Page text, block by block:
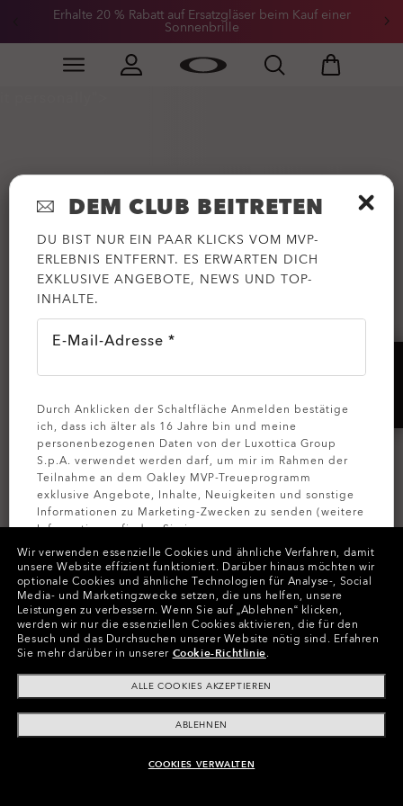
Skip to
Erhalte 20 % Rabatt auf Ersatzgläser beim Kauf einer
Sonnenbrille
Slide 3 of 3. Erhalte 20 % Rabatt auf Ersatzgläser
WE HOPE YOU TAKE
IT PERSONALLY
Personalisiere Custom-Brillen passend zu deinem
ENTWERFE DEIN MODELL
Wir verwenden essenzielle Cookies und ähnliche Verfahren, damit
unsere Website effizient funktioniert. Darüber hinaus möchten wir
optionale Cookies und ähnliche Technologien für Analyse-, Social
Media- und Marketingzwecke setzen, die uns helfen, unsere
Leistungen zu verbessern. Wenn Sie auf „Ablehnen“ klicken,
werden wir nur die essenziellen Cookies aktivieren, die für den
Besuch und das Durchsuchen unserer Website nötig sind. Erfahren
Sie mehr darüber in unserer Cookie-Richtlinie.
ALLE COOKIES AKZEPTIEREN
ABLEHNEN
COOKIES VERWALTEN
DEM CLUB BEITRETEN
DU BIST NUR EIN PAAR KLICKS VOM MVP-
ERLEBNIS ENTFERNT. ES ERWARTEN DICH
EXKLUSIVE ANGEBOTE, NEWS UND TOP-
INHALTE.
E-Mail-Adresse *
Durch Anklicken der Schaltfläche Anmelden bestätige
ich, dass ich älter als 16 Jahre bin und meine
personenbezogenen Daten von der Luxottica Group
S.p.A. verwendet werden darf, um mir im Rahmen der
Teilnahme an dem Oakley MVP-Treueprogramm
exklusive Angebote, Inhalte, Neuigkeiten und sonstige
Informationen zu Marketing-Zwecken zu senden (weitere
Informationen finden Sie in unserer
Datenschutzbestimmungen ).
MELDEN SIE